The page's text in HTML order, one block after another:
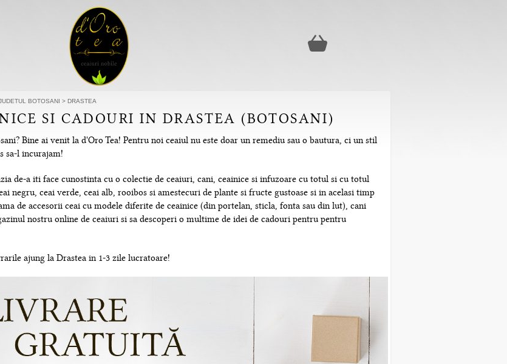
BOTOSANI > DRASTEA
SI CADOURI IN DRASTEA (BOTOSANI)
Bine ai venit la d'Oro Tea! Pentru noi ceaiul nu este doar un remediu sau o bautura, ci un stil
sa-l incurajam!
de-a iti face cunostinta cu o colectie de ceaiuri, cani, ceainice si infuzoare cu totul si cu totul
negru, ceai verde, ceai alb, rooibos si amestecuri de plante si fructe gustoase si in acelasi timp
de accesorii ceai cu modele diferite de ceainice (din portelan, sticla, fonta sau din lut), cani
nostru online de ceaiuri si sa descoperi o multime de idei de cadouri pentru pentru
ajung la Drastea in 1-3 zile lucratoare!